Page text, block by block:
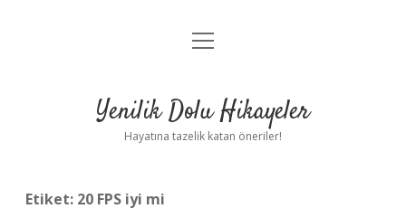
Anasayfa
Yasal Uyarı
menüyü
Yenilik Dolu Hikayeler
Hayatına tazelik katan öneriler!
Etiket: 20 FPS iyi mi